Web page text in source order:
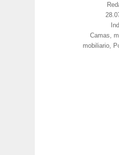
Etiquetas
Camas,
mobiliario,